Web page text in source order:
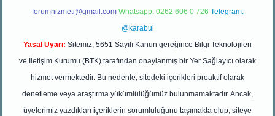
forumhizmeti@gmail.com Whatsapp: 0262 606 0 726 Telegram:
@karabul
Yasal Uyarı: Sitemiz, 5651 Sayılı Kanun gereğince Bilgi Teknolojileri
ve İletişim Kurumu (BTK) tarafından onaylanmış bir Yer Sağlayıcı olarak
hizmet vermektedir. Bu nedenle, sitedeki içerikleri proaktif olarak
denetleme veya araştırma yükümlülüğümüz bulunmamaktadır. Ancak,
üyelerimiz yazdıkları içeriklerin sorumluluğunu taşımakta olup, siteye